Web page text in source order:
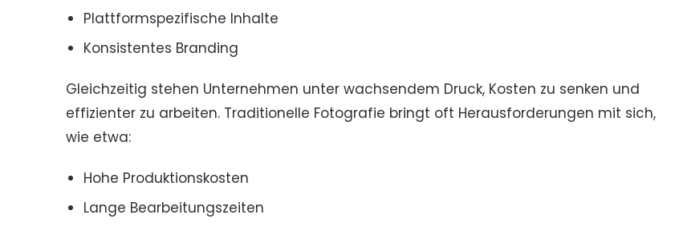
Plattformspezifische Inhalte
Konsistentes Branding
Gleichzeitig stehen Unternehmen unter wachsendem Druck, Kosten zu senken und
effizienter zu arbeiten. Traditionelle Fotografie bringt oft Herausforderungen mit sich,
wie etwa:
Hohe Produktionskosten
Lange Bearbeitungszeiten